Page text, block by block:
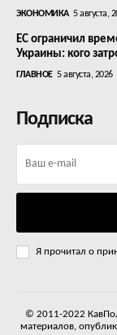
ЭКОНОМИКА 5 августа,
ЕС ограничил
Украины: кого
ГЛАВНОЕ 5 августа, 2026
Подписка
Я прочитал о
© 2011-2022
материалов,